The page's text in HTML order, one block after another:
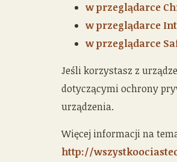
w przeglądarce
w przeglądarce
w przeglądarce
Jeśli korzystasz z
dotyczącymi ochrony
urządzenia.
Więcej informacji na
http://